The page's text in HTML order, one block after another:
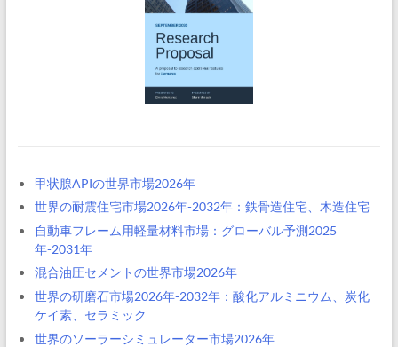
甲状腺APIの世界市場2026年
世界の耐震住宅市場2026年-2032年：鉄骨造住宅、木造住宅
自動車フレーム用軽量材料市場：グローバル予測2025
年-2031年
混合油圧セメントの世界市場2026年
世界の研磨石市場2026年-2032年：酸化アルミニウム、炭化
ケイ素、セラミック
世界のソーラーシミュレーター市場2026年